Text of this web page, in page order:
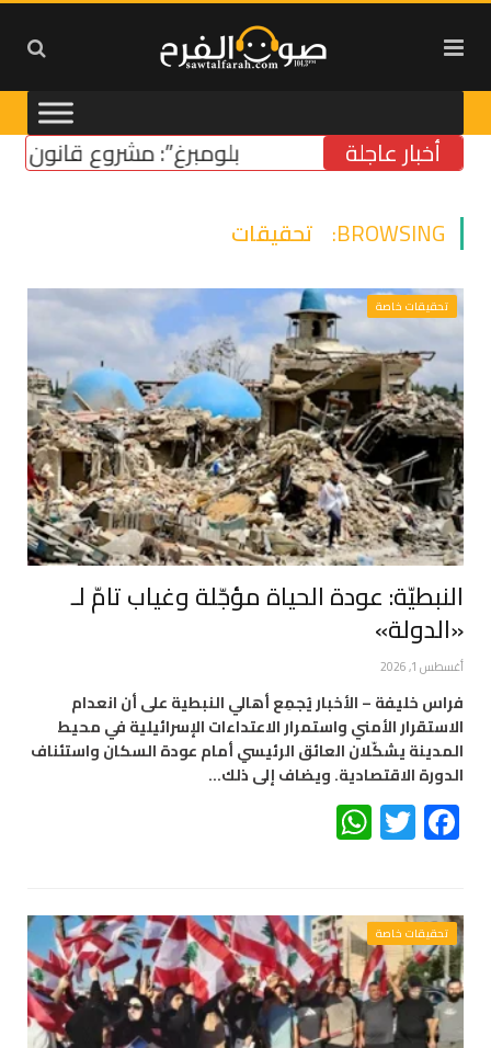
أخبار عاجلة “بلومبرغ”: مشروع قانون
BROWSING: تحقيقات
تحقيقات خاصة
النبطيّة: عودة الحياة مؤجّلة وغياب تامّ لـ
«الدولة»
أغسطس 1, 2026
فراس خليفة – الأخبار يُجمِع أهالي النبطية على أن انعدام
الاستقرار الأمني واستمرار الاعتداءات الإسرائيلية في محيط
المدينة يشكّلان العائق الرئيسي أمام عودة السكان واستئناف
الدورة الاقتصادية. ويضاف إلى ذلك…
Facebook
Twitter
تحقيقات خاصة